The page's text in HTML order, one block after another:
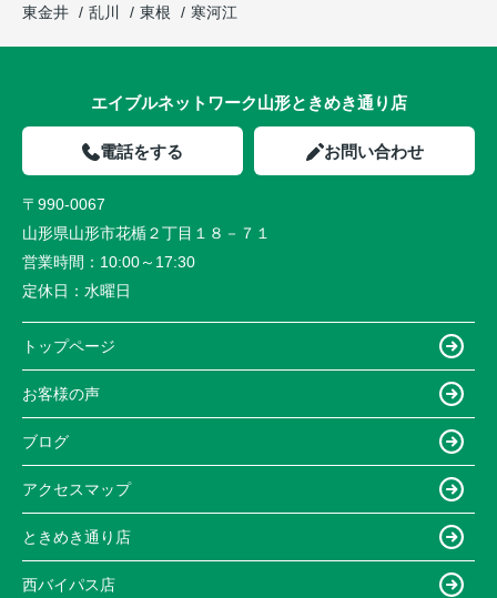
東金井
乱川 東根 寒河江
エイブルネットワーク山形ときめき通り店
電話をする お問い合わせ
〒990-0067
山形県山形市花楯２丁目１８－７１
営業時間： 10:00～17:30
定休日： 水曜日
トップページ
お客様の声
ブログ
アクセスマップ
ときめき通り店
西バイパス店